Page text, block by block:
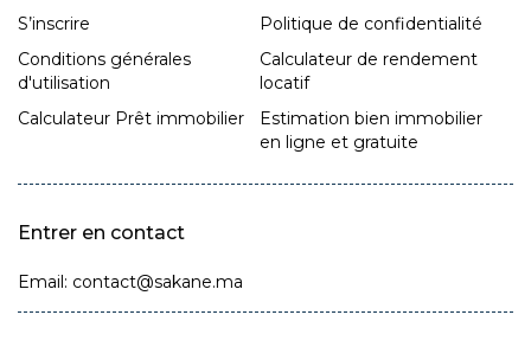
S’inscrire
Politique de confidentialité
Conditions générales
d'utilisation
Calculateur de rendement
locatif
Calculateur Prêt immobilier
Estimation bien immobilier
en ligne et gratuite
Entrer en contact
Email: contact@sakane.ma